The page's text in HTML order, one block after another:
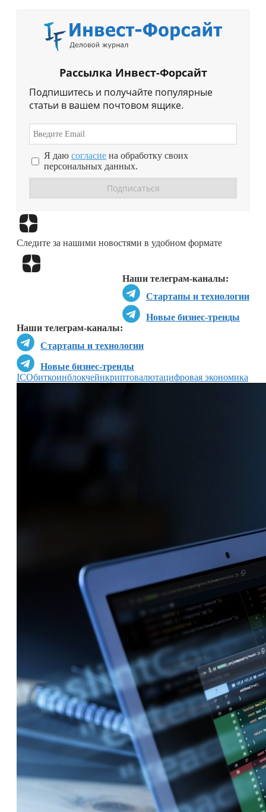
Рассылка Инвест-Форсайт
Подпишитесь и получайте популярные
статьи в вашем почтовом ящике.
Я даю согласие на обработку своих
персональных данных.
Следите за нашими новостями в удобном формате
Наши телеграм-каналы:
Стартапы и технологии
Новые бизнес-тренды
Наши телеграм-каналы:
Стартапы и технологии
Новые бизнес-тренды
ICOбиткоинблокчейнкриптовалютацифровая экономика